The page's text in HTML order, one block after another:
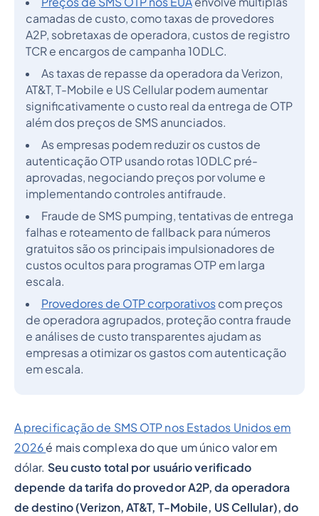
camadas de custo, como taxas de provedores
A2P, sobretaxas de operadora, custos de registro
TCR e encargos de campanha 10DLC.
As taxas de repasse da operadora da Verizon,
AT&T, T-Mobile e US Cellular podem aumentar
significativamente o custo real da entrega de OTP
além dos preços de SMS anunciados.
As empresas podem reduzir os custos de
autenticação OTP usando rotas 10DLC pré-
aprovadas, negociando preços por volume e
implementando controles antifraude.
Fraude de SMS pumping, tentativas de entrega
falhas e roteamento de fallback para números
gratuitos são os principais impulsionadores de
custos ocultos para programas OTP em larga
escala.
Provedores de OTP corporativoscom preços
de operadora agrupados, proteção contra fraude
e análises de custo transparentes ajudam as
empresas a otimizar os gastos com autenticação
em escala.
A precificação de SMS OTP nos Estados Unidos em
2026 é mais complexa do que um único valor em
dólar. Seu custo total por usuário verificado
depende da tarifa do provedor A2P, da operadora
de destino (Verizon, AT&T, T-Mobile, US Cellular), do